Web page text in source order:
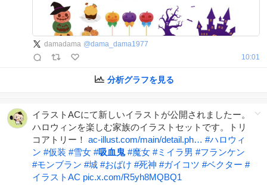
damadama @dama_dama1977
10:01
分析グラフを見る
イラストACにて新しいイラストが公開されましたー。
ハロウィンを楽しむ家族のイラストセットです。トリ
コアトリー！ ac-illust.com/main/detail.ph… #ハロウィ
ン #仮装 #雪女 #吸血鬼 #魔女 #ミイラ男 #フランケン
#モンブラン #城 #おばけ #死神 #ガイコツ #ベクター #
イラストAC pic.x.com/R5yh8MQBQ1